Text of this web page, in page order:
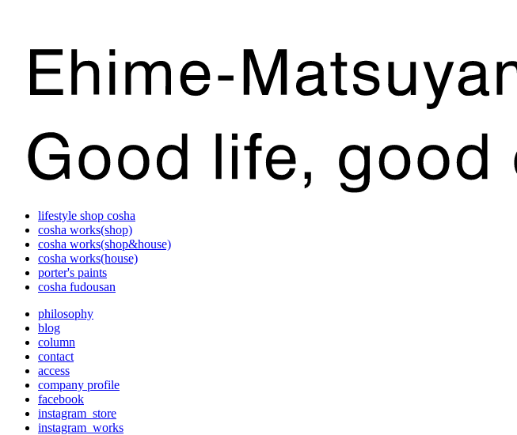
lifestyle shop cosha
cosha works(shop)
cosha works(shop&house)
cosha works(house)
porter's paints
cosha fudousan
philosophy
blog
column
contact
access
company profile
facebook
instagram_store
instagram_works